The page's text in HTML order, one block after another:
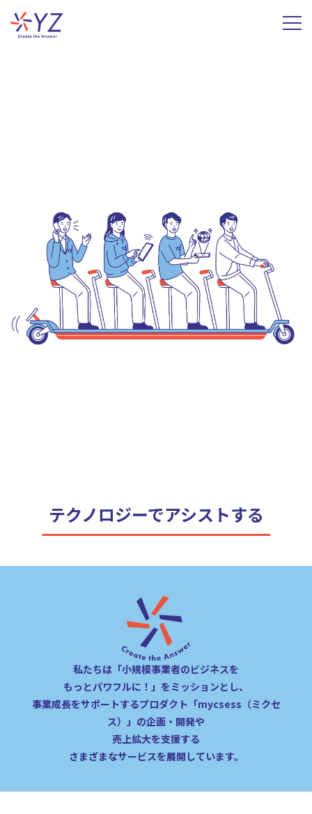
テクノロジーでアシストする
私たちは「小規模事業者のビジネスを
もっとパワフルに！」をミッションとし、
事業成長をサポートするプロダクト「mycsess（ミクセ
ス）」の企画・開発や
売上拡大を支援する
さまざまなサービスを展開しています。